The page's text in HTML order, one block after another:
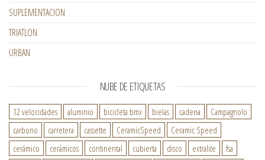
SUPLEMENTACION
TRIATLON
URBAN
NUBE DE ETIQUETAS
12 velocidades aluminio bicicleta bmx bielas cadena
Campagnolo
carbono
carretera cassette CeramicSpeed
Ceramic Speed
cerámico
cerámicos continental cubierta disco extralite
fsa